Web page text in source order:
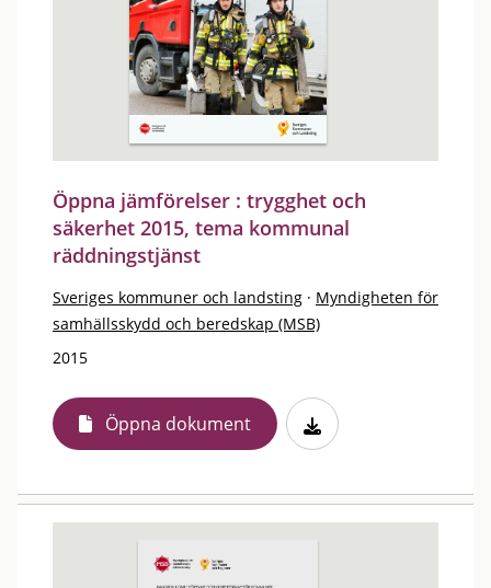
Öppna jämförelser : trygghet och
säkerhet 2015, tema kommunal
räddningstjänst
Sveriges kommuner och landsting · Myndigheten för
samhällsskydd och beredskap (MSB)
2015
Öppna dokument